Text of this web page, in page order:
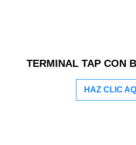
TERMINAL TAP CON
HAZ CLIC